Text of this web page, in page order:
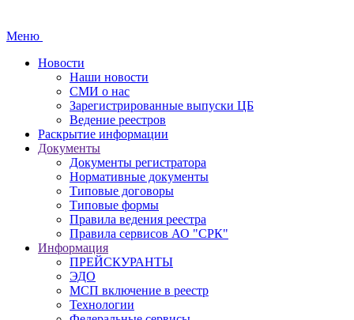
Меню
Новости
Наши новости
СМИ о нас
Зарегистрированные выпуски ЦБ
Ведение реестров
Раскрытие информации
Документы
Документы регистратора
Нормативные документы
Типовые договоры
Типовые формы
Правила ведения реестра
Правила сервисов АО "СРК"
Информация
ПРЕЙСКУРАНТЫ
ЭДО
МСП включение в реестр
Технологии